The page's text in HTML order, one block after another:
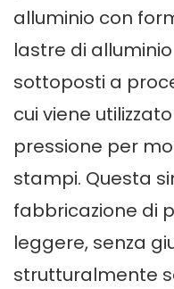
alluminio con
lastre di
sottoposti a
cui viene
pressione per
stampi. Questa
fabbricazione di
leggere, senza
strutturalmente